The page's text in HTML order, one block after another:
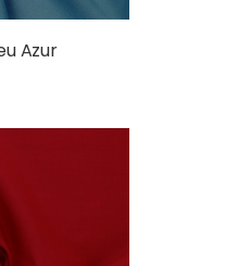
Azur